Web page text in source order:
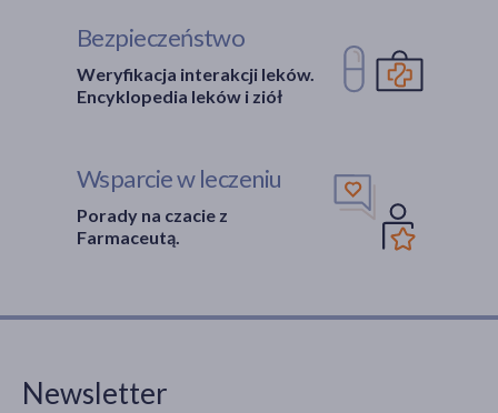
Bezpieczeństwo
Weryfikacja interakcji leków.
Encyklopedia leków i ziół
Wsparcie w leczeniu
Porady na czacie z
Farmaceutą.
Newsletter